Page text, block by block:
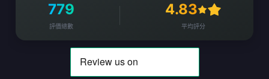
779
評價總數
4.83
平均評分